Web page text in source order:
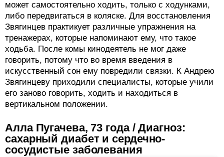
может самостоятельно ходить, только с ходунками,
либо передвигаться в коляске. Для восстановления
Звягинцев практикует различные упражнения на
тренажерах, которые напоминают ему, что такое
ходьба. После комы кинодеятель не мог даже
говорить, потому что во время введения в
искусственный сон ему повредили связки. К Андрею
Звягинцеву приходили специалисты, которые учили
его заново говорить, ходить и находиться в
вертикальном положении.
Алла Пугачева, 73 года / Диагноз:
сахарный диабет и сердечно-
сосудистые заболевания